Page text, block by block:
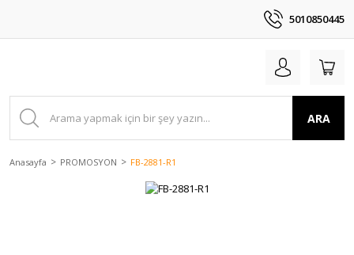
5010850445
ARA
Anasayfa PROMOSYON FB-2881-R1